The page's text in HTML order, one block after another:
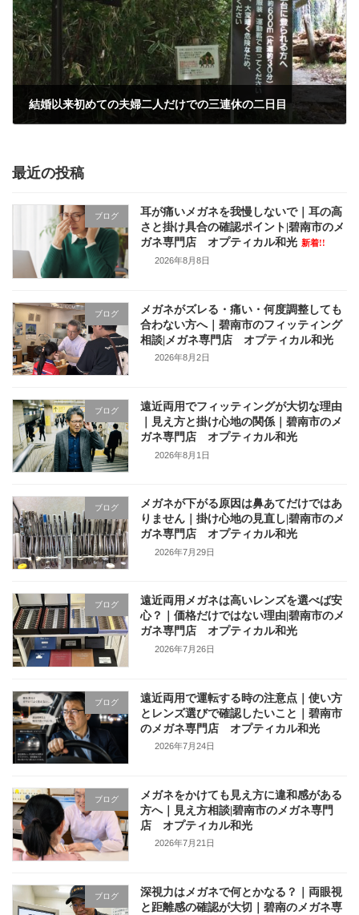
結婚以来初めての夫婦二人だけでの三連休の二日目
最近の投稿
ブログ
耳が痛いメガネを我慢しないで｜耳の高
さと掛け具合の確認ポイント|碧南市のメ
ガネ専門店 オプティカル和光 新着!!
2026年8月8日
ブログ
メガネがズレる・痛い・何度調整しても
合わない方へ｜碧南市のフィッティング
相談|メガネ専門店 オプティカル和光
2026年8月2日
ブログ
遠近両用でフィッティングが大切な理由
｜見え方と掛け心地の関係｜碧南市のメ
ガネ専門店 オプティカル和光
2026年8月1日
ブログ
メガネが下がる原因は鼻あてだけではあ
りません｜掛け心地の見直し|碧南市のメ
ガネ専門店 オプティカル和光
2026年7月29日
ブログ
遠近両用メガネは高いレンズを選べば安
心？｜価格だけではない理由|碧南市のメ
ガネ専門店 オプティカル和光
2026年7月26日
ブログ
遠近両用で運転する時の注意点｜使い方
とレンズ選びで確認したいこと｜碧南市
のメガネ専門店 オプティカル和光
2026年7月24日
ブログ
メガネをかけても見え方に違和感がある
方へ｜見え方相談|碧南市のメガネ専門
店 オプティカル和光
2026年7月21日
ブログ
深視力はメガネで何とかなる？｜両眼視
と距離感の確認が大切｜碧南のメガネ専